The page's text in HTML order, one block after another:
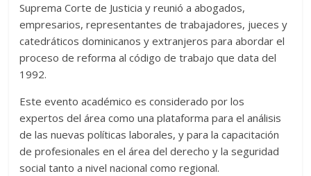
Suprema Corte de Justicia y reunió a abogados,
empresarios, representantes de trabajadores, jueces y
catedráticos dominicanos y extranjeros para abordar el
proceso de reforma al código de trabajo que data del
1992.
Este evento académico es considerado por los
expertos del área como una plataforma para el análisis
de las nuevas políticas laborales, y para la capacitación
de profesionales en el área del derecho y la seguridad
social tanto a nivel nacional como regional.